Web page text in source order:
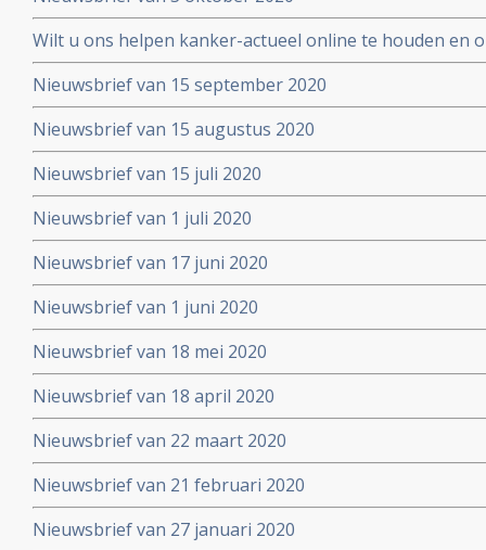
Wilt u ons helpen kanker-actueel online te houden en
extra donatie aub?
Nieuwsbrief van 15 september 2020
Nieuwsbrief van 15 augustus 2020
Nieuwsbrief van 15 juli 2020
Nieuwsbrief van 1 juli 2020
Nieuwsbrief van 17 juni 2020
Nieuwsbrief van 1 juni 2020
Nieuwsbrief van 18 mei 2020
Nieuwsbrief van 18 april 2020
Nieuwsbrief van 22 maart 2020
Nieuwsbrief van 21 februari 2020
Nieuwsbrief van 27 januari 2020